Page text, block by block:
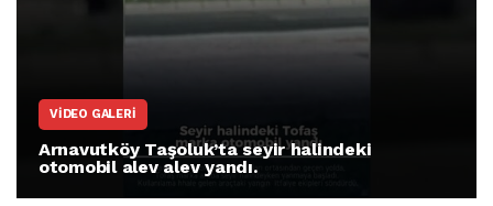
VIDEO GALERI
Arnavutköy Taşoluk’ta seyir halindeki
otomobil alev alev yandı.